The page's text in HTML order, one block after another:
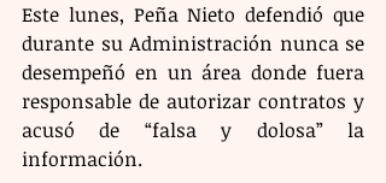
Este lunes, Peña Nieto defendió que
durante su Administración nunca se
desempeñó en un área donde fuera
responsable de autorizar contratos y
acusó de “falsa y dolosa” la
información.